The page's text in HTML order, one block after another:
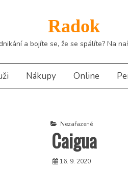
Radok
a bojíte se, že se spálíte? Na
Nákupy Online
Nezařazené
Caigua
16. 9. 2020